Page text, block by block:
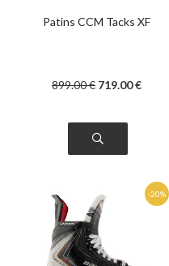
Patins CCM Tacks XF
899.00€ 719.00€